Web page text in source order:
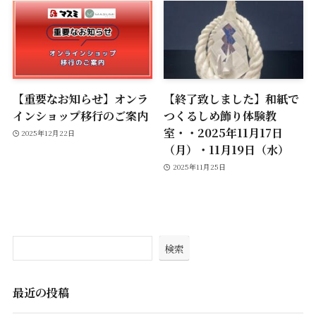
【重要なお知らせ】オンラ
インショップ移行のご案内
2025年12月22日
【終了致しました】和紙で
つくるしめ飾り体験教
室・・2025年11月17日
（月）・11月19日（水）
2025年11月25日
検索
最近の投稿